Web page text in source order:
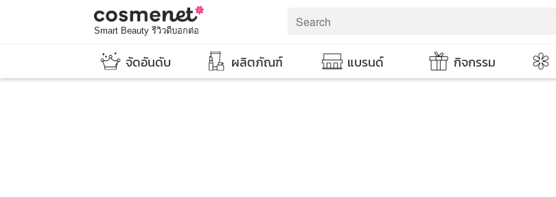
Smart Beauty รีวิวดีบอกต่อ
จัดอันดับ ผลิตภัณฑ์ แบรนด์ กิจกรรม